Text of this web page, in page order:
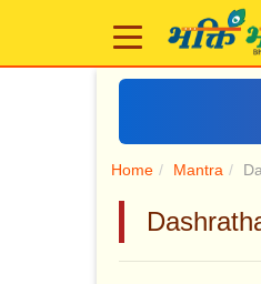
Home Mantra